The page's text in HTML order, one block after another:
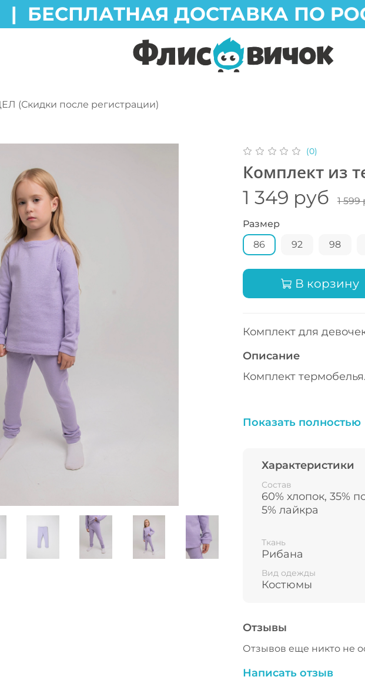
| БЕСПЛАТНАЯ ДОСТАВКА ПО
(Скидки после регистрации)
(0)
Комплект из
1 349 руб 1 599
Размер
86
92 98
В корзину
Комплект для
Описание
Комплект термобелья.
Отлично сохраняет
Лонгслив
легко надевается
Леггинсы с поясом-
фигуре.
Манжеты по низу
Термобелье
Показать полностью
Характеристики
Состав
60% хлопок, 35%
5% лайкра
Ткань
Рибана
Вид одежды
Костюмы
Отзывы
Отзывов еще никто не
Написать отзыв